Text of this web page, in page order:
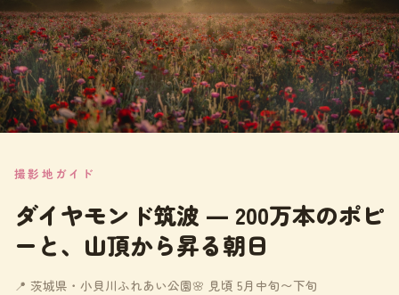
撮影地ガイド
ダイヤモンド筑波 ― 200万本のポピ
ーと、山頂から昇る朝日
📍 茨城県・小貝川ふれあい公園🌸 見頃 5月中旬〜下旬